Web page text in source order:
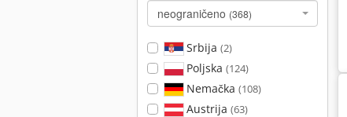
neograničeno (368)
Srbija (2)
Poljska (124)
Nemačka (108)
Austrija (63)